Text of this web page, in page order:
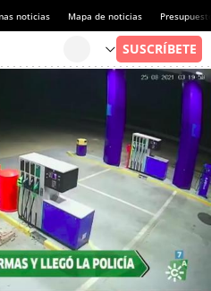
noticias Mapa de noticias